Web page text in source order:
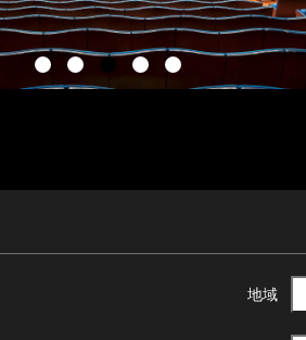
地域